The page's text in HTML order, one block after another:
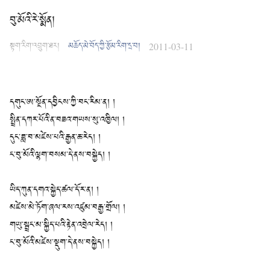
བུ་མོའི་རེ་སྨོན།
སྟག་རིག་འབྲུག་ཐར། མཆོད་མེ་བོད་ཀྱི་རྩོམ་རིག་དྲ་བ། 2011-03-11
དགུང་ཨ་སྔོན་དབྱིངས་ཀྱི་བང་རིམ་ན། །
སྤྲིན་དཀར་པོའི་ན་བཟའ་གཡས་སུ་འཁྱིལ། །
དུང་ཟླ་བ་མཛེས་པའི་རྒྱན་ཆ་རེད། །
ང་བུ་མོའི་ལྷག་བསམ་དེ་ནས་བསྐྱེད། །
ཡིད་ཀུན་དགའ་སྐྱེད་ཚལ་དོ་ར་ན། །
མཛེས་མེ་ཏོག་ཞལ་རས་འཛུམ་བརྒྱ་གྲོལ། །
གཡུ་སྦྲང་མ་སྐྱིད་པའི་རྟེན་འབྲེལ་རེད། །
ང་བུ་མོའི་མཛེས་སྡུག་དེ་ནས་བསྐྱེད། །